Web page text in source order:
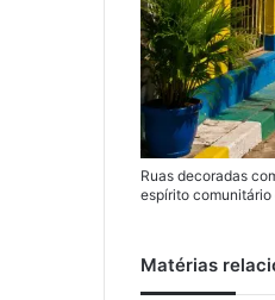
Ruas decoradas
espírito comunitário
Matérias